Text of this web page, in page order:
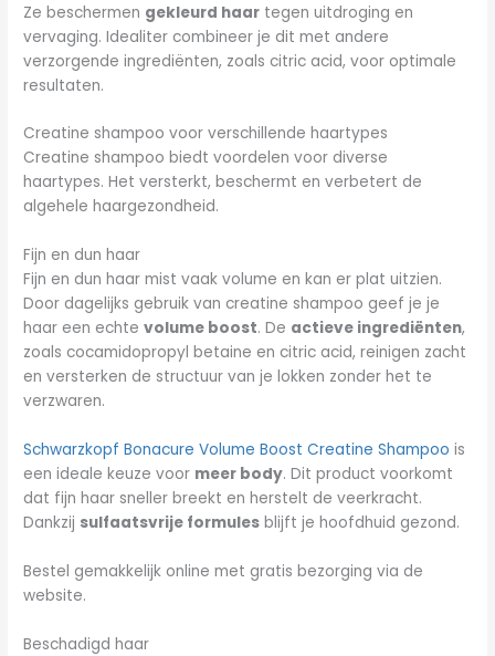
Ze beschermen gekleurd haar tegen uitdroging en
vervaging. Idealiter combineer je dit met andere
verzorgende ingrediënten, zoals citric acid, voor optimale
resultaten.
Creatine shampoo voor verschillende haartypes
Creatine shampoo biedt voordelen voor diverse
haartypes. Het versterkt, beschermt en verbetert de
algehele haargezondheid.
Fijn en dun haar
Fijn en dun haar mist vaak volume en kan er plat uitzien.
Door dagelijks gebruik van creatine shampoo geef je je
haar een echtevolume boost. De actieve ingrediënten,
zoals cocamidopropyl betaine en citric acid, reinigen zacht
en versterken de structuur van je lokken zonder het te
verzwaren.
Schwarzkopf Bonacure Volume Boost Creatine Shampoo is
een ideale keuze voor meer body. Dit product voorkomt
dat fijn haar sneller breekt en herstelt de veerkracht.
Dankzij sulfaatsvrije formules blijft je hoofdhuid gezond.
Bestel gemakkelijk online met gratis bezorging via de
website.
Beschadigd haar